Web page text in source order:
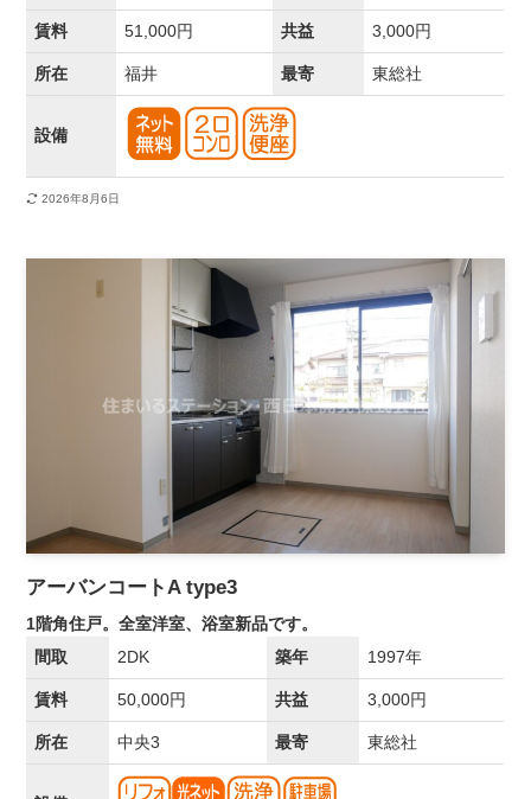
賃料 51,000円 共益 3,000円
所在 福井 最寄 東総社
設備
2026年8月6日
アーバンコートA type3
1階角住戸。全室洋室、浴室新品です。
間取
2DK 築年 1997年
賃料 50,000円 共益 3,000円
所在 中央3 最寄 東総社